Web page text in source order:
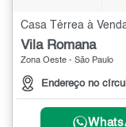
Casa Térrea à
Vila Romana
Zona Oeste - São Paulo
Endereço no